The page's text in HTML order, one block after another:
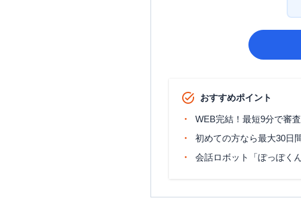
おすすめポイント
WEB完結！最短9分で審
初めての方なら最大30日
会話ロボット「ぽっぽく